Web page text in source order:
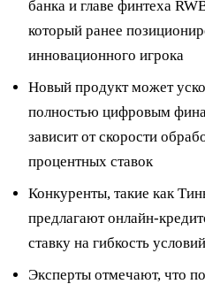
банка и главе финтеха
который ранее
инновационного игрока
Новый продукт может
полностью цифровым
зависит от скорости
процентных ставок
Конкуренты, такие как
предлагают онлайн-
ставку на гибкость
Эксперты отмечают, что